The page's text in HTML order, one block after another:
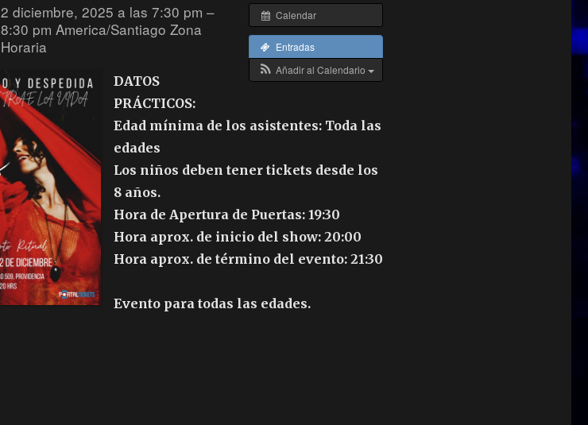
Calendar
Entradas
Añadir al Calendario
2 diciembre, 2025 a las 7:30 pm –
8:30 pmAmerica/Santiago Zona
Horaria
DATOS
PRÁCTICOS:
Edad mínima de los asistentes: Toda las
edades
Los niños deben tener tickets desde los
8 años.
Hora de Apertura de Puertas: 19:30
Hora aprox. de inicio del show: 20:00
Hora aprox. de término del evento: 21:30
Evento para todas las edades.